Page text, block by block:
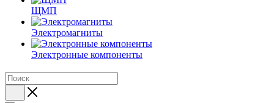
ЩМП
Электромагниты
Электронные компоненты